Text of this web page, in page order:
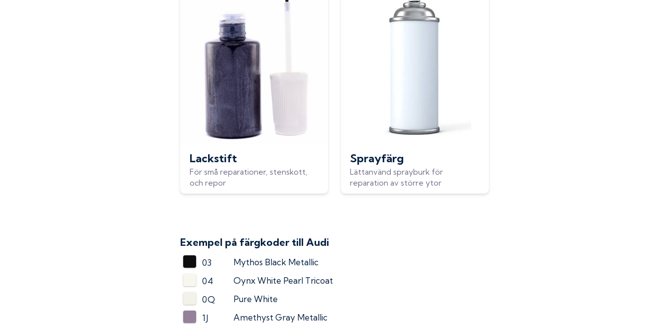
Lackstift
För små reparationer, stenskott,
och repor
Sprayfärg
Lättanvänd sprayburk för
reparation av större ytor
Exempel på färgkoder till Audi
03
Mythos Black Metallic
04
Oynx White Pearl Tricoat
0Q
Pure White
1J
Amethyst Gray Metallic